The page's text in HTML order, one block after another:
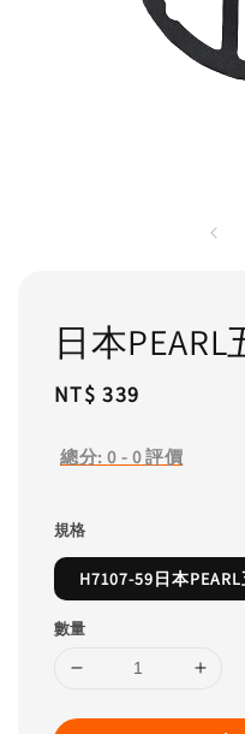
日本
Regular
NT$ 339
總分:0 - 0評價
規格
H7107-59日本
數量